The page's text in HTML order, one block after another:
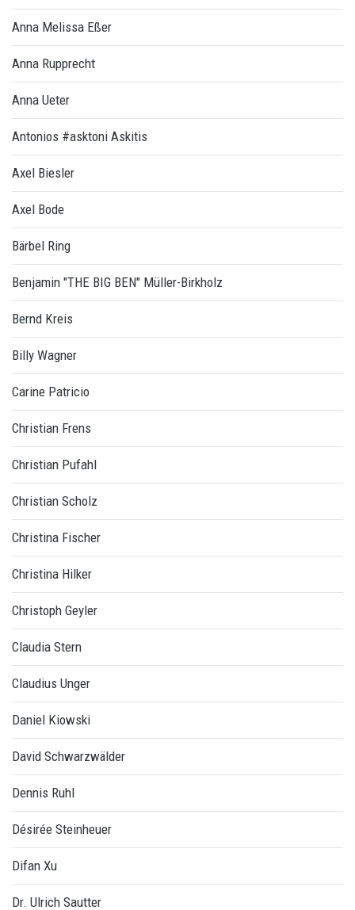
Anna Melissa Eßer
Anna Rupprecht
Anna Ueter
Antonios #asktoni Askitis
Axel Biesler
Axel Bode
Bärbel Ring
Benjamin "THE BIG BEN" Müller-Birkholz
Bernd Kreis
Billy Wagner
Carine Patricio
Christian Frens
Christian Pufahl
Christian Scholz
Christina Fischer
Christina Hilker
Christoph Geyler
Claudia Stern
Claudius Unger
Daniel Kiowski
David Schwarzwälder
Dennis Ruhl
Désirée Steinheuer
Difan Xu
Dr. Ulrich Sautter